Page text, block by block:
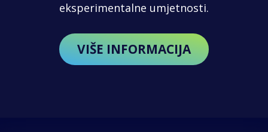
eksperimentalne umjetnosti.
VIŠE INFORMACIJA